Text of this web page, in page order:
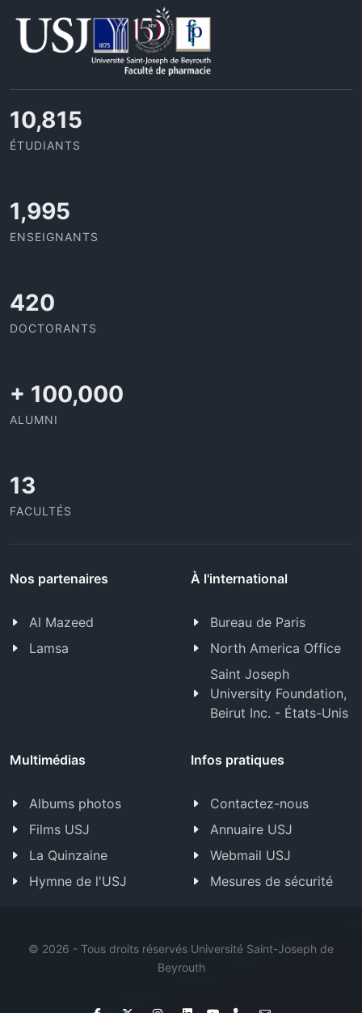
11,727
ÉTUDIANTS
2,142
ENSEIGNANTS
437
DOCTORANTS
+ 100,000
ALUMNI
13
FACULTÉS
Nos partenaires
Al Mazeed
Lamsa
À l'international
Bureau de Paris
North America Office
Saint Joseph
University Foundation,
Beirut Inc. - États-Unis
Multimédias
Albums photos
Films USJ
La Quinzaine
Hymne de l'USJ
Infos pratiques
Contactez-nous
Annuaire USJ
Webmail USJ
Mesures de sécurité
© 2026 - Tous droits réservés Université Saint-Joseph de
Beyrouth